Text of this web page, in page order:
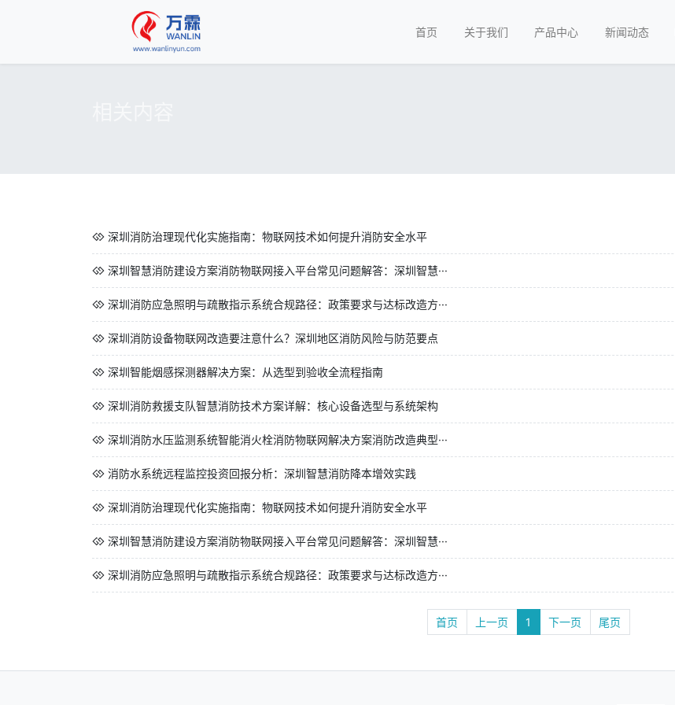
首页 关于我们 产品中心 新闻动态
深圳消防治理现代化实施指南：物联网技术如何提升消防安全水平
深圳智慧消防建设方案消防物联网接入平台常见问题解答：深圳智慧···
深圳消防应急照明与疏散指示系统合规路径：政策要求与达标改造方···
深圳消防设备物联网改造要注意什么？深圳地区消防风险与防范要点
深圳智能烟感探测器解决方案：从选型到验收全流程指南
深圳消防救援支队智慧消防技术方案详解：核心设备选型与系统架构
深圳消防水压监测系统智能消火栓消防物联网解决方案消防改造典型···
消防水系统远程监控投资回报分析：深圳智慧消防降本增效实践
深圳消防治理现代化实施指南：物联网技术如何提升消防安全水平
深圳智慧消防建设方案消防物联网接入平台常见问题解答：深圳智慧···
深圳消防应急照明与疏散指示系统合规路径：政策要求与达标改造方···
首页 上一页 1 下一页 尾页